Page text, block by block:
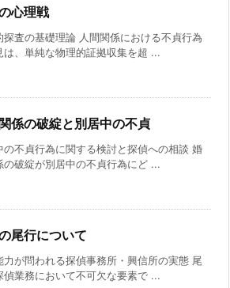
心理戦
探査の基礎理論 人間関係における不貞行為
は、単純な物理的証拠収集を超 ...
係の破綻と別居中の不貞
の不貞行為に関する検討と探偵への相談 婚
の破綻が別居中の不貞行為にど ...
尾行について
力が問われる探偵事務所・興信所の実態 尾
偵業務において不可欠な要素で ...